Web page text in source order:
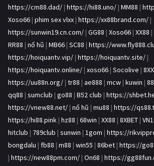
https://cm88.dad/ | https://hi88.uno/ | MM88 |
Xoso66 | phim sex vlxx | https://xx88brand.com/ |
https://sunwin19.cn.com/ | GG88 | Xoso66 | XX88 |
RR88 | nổ hũ | MB66 | SC88 | https://
https://hoiquantv.vip/ | https://hoiquantv.site/ |
https://hoiquantv.online/ | xoso66 | Socolive | 8XX
https://uu88n.org/ | tr88 | ae888 | mcw | kuwin |
qq88 | sumclub | go88 | B52 club | https://
https://vnew88.net/ | nổ hũ | mu88 | https://
https://hi88.pink | hz88 | 68win | XX88 | 8XBET |
hitclub | 789club | sunwin | 1gom | https://
bongdalu | fb88 | m88 | win55 | 86bet | https://
| https://new88pm.com/ | On68 | https://